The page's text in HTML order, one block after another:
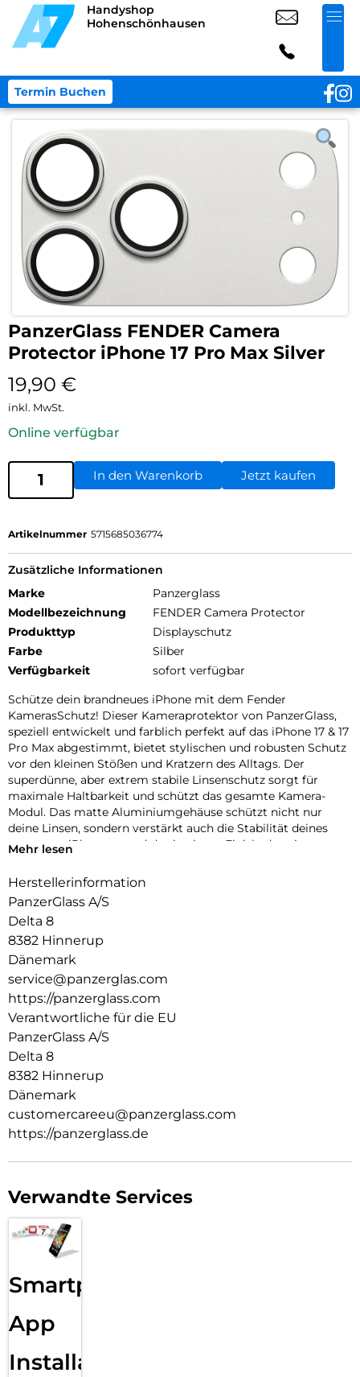
Handyshop
Hohenschönhausen
Termin Buchen
PanzerGlass FENDER Camera
Protector iPhone 17 Pro Max Silver
19,90 €
inkl. MwSt.
Online verfügbar
In den Warenkorb Jetzt kaufen
Artikelnummer 5715685036774
Zusätzliche Informationen
Marke
Panzerglass
Modellbezeichnung
FENDER Camera Protector
Produkttyp
Displayschutz
Farbe
Silber
Verfügbarkeit
sofort verfügbar
Schütze dein brandneues iPhone mit dem Fender
KamerasSchutz! Dieser Kameraprotektor von PanzerGlass,
speziell entwickelt und farblich perfekt auf das iPhone 17 & 17
Pro Max abgestimmt, bietet stylischen und robusten Schutz
vor den kleinen Stößen und Kratzern des Alltags. Der
superdünne, aber extrem stabile Linsenschutz sorgt für
maximale Haltbarkeit und schützt das gesamte Kamera-
Modul. Das matte Aluminiumgehäuse schützt nicht nur
deine Linsen, sondern verstärkt auch die Stabilität deines
gesamten iPhones – und das in einem Finish, das nie
geräteabgestimmten Farben: Silver, Deep Blue und Cosmic
Orange. Und klar – die Installation ist kinderleicht und sitzt
perfekt. Der farblich abgestimmte Fender von PanzerGlass
schützt dein iPhone mit einzigartigem Kameraschutz – echt
stark, echt du.
Der Global Recycled Standard (GRS) = Die GRS ist eine
internationale Produktnorm, die Anforderungen an recycelte
Materialien definiert, z.B. in Bezug auf Rückverfolgbarkeit,
chemische Inhaltsstoffe und Umweltauswirkungen.
Mehr lesen
Herstellerinformation
PanzerGlass A/S
Delta 8
8382 Hinnerup
Dänemark
service@panzerglas.com
https://panzerglass.com
Verantwortliche für die EU
PanzerGlass A/S
Delta 8
8382 Hinnerup
Dänemark
customercareeu@panzerglass.com
https://panzerglass.de
Verwandte Services
Smartphone
App
Installation